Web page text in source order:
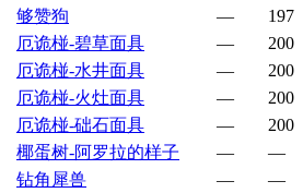
够赞狗
— 197
厄诡椪-碧草面具
— 200
厄诡椪-水井面具
— 200
厄诡椪-火灶面具
— 200
厄诡椪-础石面具
— 200
椰蛋树-阿罗拉的样子
— —
钻角犀兽
— —